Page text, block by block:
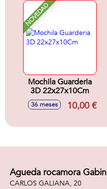
NOVEDAD
Mochila Guarderia
3D 22x27x10Cm
36 meses 10,00 €
Agueda rocamora Gabin
CARLOS GALIANA, 20